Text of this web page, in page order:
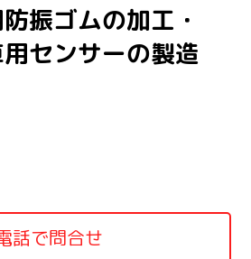
振ゴムの加工・
センサーの製造
話で問合せ